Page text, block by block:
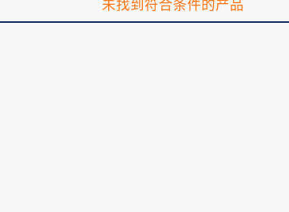
未找到符合条件的产品